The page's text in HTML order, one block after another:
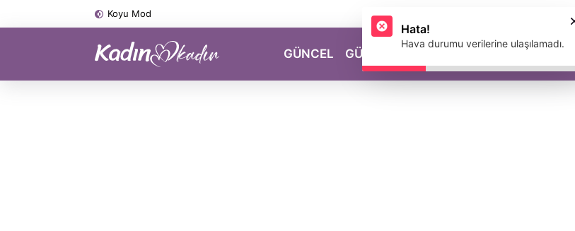
Koyu Mod
GÜNCEL GÜZELLİK MAGAZİN
Hata!
Hava durumu verilerine ulaşılamadı.